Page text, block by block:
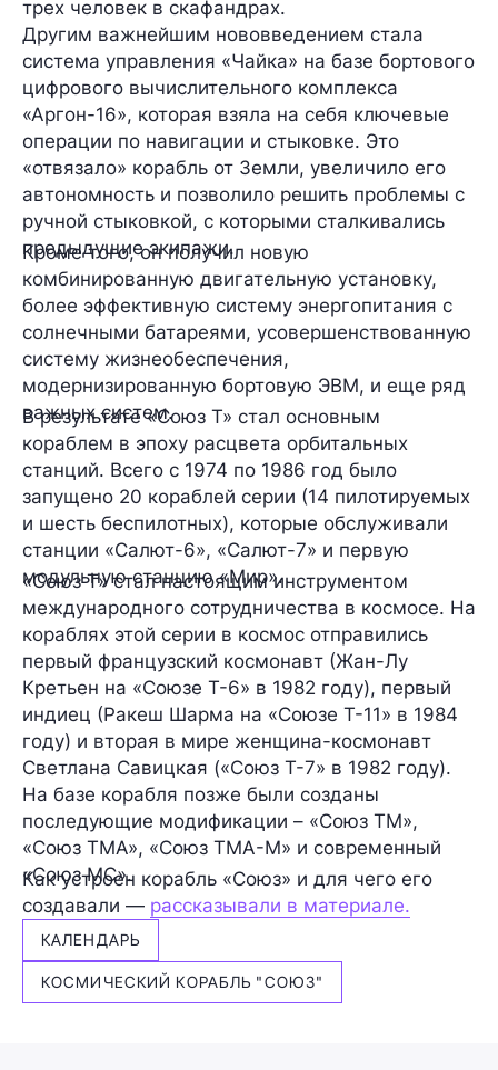
трех человек в скафандрах.
Другим важнейшим нововведением стала
система управления «Чайка» на базе бортового
цифрового вычислительного комплекса
«Аргон-16», которая взяла на себя ключевые
операции по навигации и стыковке. Это
«отвязало» корабль от Земли, увеличило его
автономность и позволило решить проблемы с
ручной стыковкой, с которыми сталкивались
предыдущие экипажи.
Кроме того, он получил новую
комбинированную двигательную установку,
более эффективную систему энергопитания с
солнечными батареями, усовершенствованную
систему жизнеобеспечения,
модернизированную бортовую ЭВМ, и еще ряд
важных систем.
В результате «Союз Т» стал основным
кораблем в эпоху расцвета орбитальных
станций. Всего с 1974 по 1986 год было
запущено 20 кораблей серии (14 пилотируемых
и шесть беспилотных), которые обслуживали
станции «Салют-6», «Салют-7» и первую
модульную станцию «Мир».
«Союз Т» стал настоящим инструментом
международного сотрудничества в космосе. На
кораблях этой серии в космос отправились
первый французский космонавт (Жан-Лу
Кретьен на «Союзе Т-6» в 1982 году), первый
индиец (Ракеш Шарма на «Союзе Т-11» в 1984
году) и вторая в мире женщина-космонавт
Светлана Савицкая («Союз Т-7» в 1982 году).
На базе корабля позже были созданы
последующие модификации – «Союз ТМ»,
«Союз ТМА», «Союз ТМА-М» и современный
«Союз МС».
Как устроен корабль «Союз» и для чего его
создавали — рассказывали в материале.
КАЛЕНДАРЬ
КОСМИЧЕСКИЙ КОРАБЛЬ "СОЮЗ"